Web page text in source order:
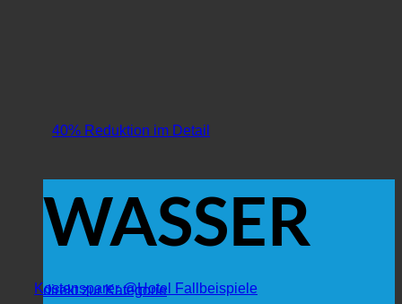
40% Reduktion im Detail
WASSER
direkt zur Kategorie
Kostensparer @Hotel Fallbeispiele